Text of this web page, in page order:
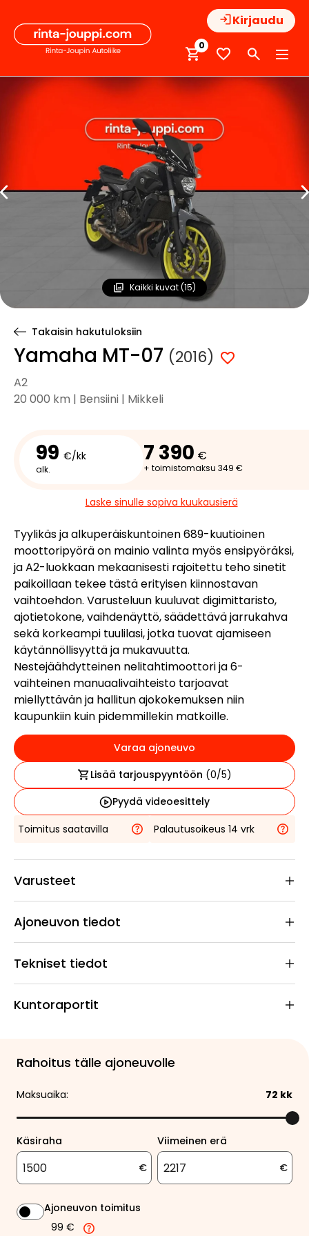
sisältöön
Kirjaudu
0
Kaikki kuvat (15)
Takaisin hakutuloksiin
Yamaha MT-07 (2016)
A2
20 000 km | Bensiini | Mikkeli
99 €/kk
alk.
7 390 €
+ toimistomaksu 349 €
Laske sinulle sopiva kuukausierä
Tyylikäs ja alkuperäiskuntoinen 689-kuutioinen
moottoripyörä on mainio valinta myös ensipyöräksi,
ja A2-luokkaan mekaanisesti rajoitettu teho sinetit
paikoillaan tekee tästä erityisen kiinnostavan
vaihtoehdon. Varusteluun kuuluvat digimittaristo,
ajotietokone, vaihdenäyttö, säädettävä jarrukahva
sekä korkeampi tuulilasi, jotka tuovat ajamiseen
käytännöllisyyttä ja mukavuutta.
Nestejäähdytteinen nelitahtimoottori ja 6-
vaihteinen manuaalivaihteisto tarjoavat
miellyttävän ja hallitun ajokokemuksen niin
kaupunkiin kuin pidemmillekin matkoille.
Varaa ajoneuvo
Lisää tarjouspyyntöön (0/5)
Pyydä videoesittely
Toimitus saatavilla
Palautusoikeus 14 vrk
Varusteet
Ajoneuvon tiedot
Tekniset tiedot
Kuntoraportit
Rahoitus tälle ajoneuvolle
Maksuaika: 72 kk
Käsiraha
€
Viimeinen erä
€
Ajoneuvon toimitus
99 €